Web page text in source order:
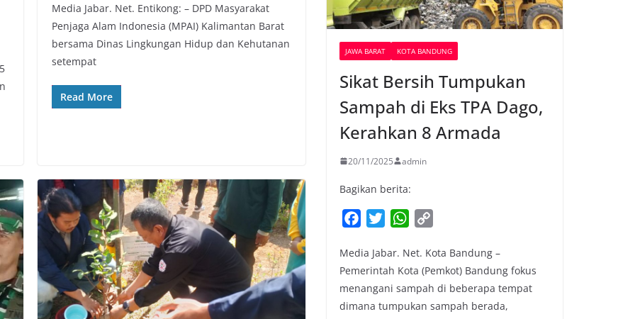
c
e
b
o
o
k
i
t
t
r
a
t
s
p
p
y
L
Media Jabar. Net. Entikong: – DPD Masyarakat
Penjaga Alam Indonesia (MPAI) Kalimantan Barat
bersama Dinas Lingkungan Hidup dan Kehutanan
setempat
Read More
JAWA BARAT KOTA BANDUNG
Sikat Bersih Tumpukan
Sampah di Eks TPA Dago,
Kerahkan 8 Armada
20/11/2025 admin
Bagikan berita:
c
e
b
o
i
t
t
e
W
a
t
s
A
p
y
L
i
Media Jabar. Net. Kota Bandung –
Pemerintah Kota (Pemkot) Bandung fokus
menangani sampah di beberapa tempat
dimana tumpukan sampah berada,